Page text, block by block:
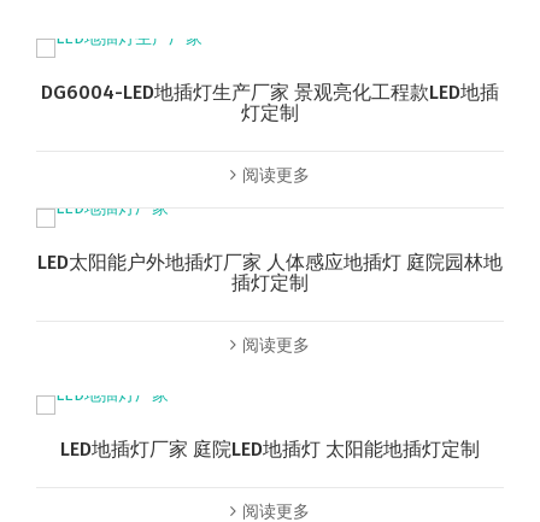
DG6004-LED地插灯生产厂家 景观亮化工程款LED地插
灯定制
阅读更多
LED太阳能户外地插灯厂家 人体感应地插灯 庭院园林地
插灯定制
阅读更多
LED地插灯厂家 庭院LED地插灯 太阳能地插灯定制
阅读更多